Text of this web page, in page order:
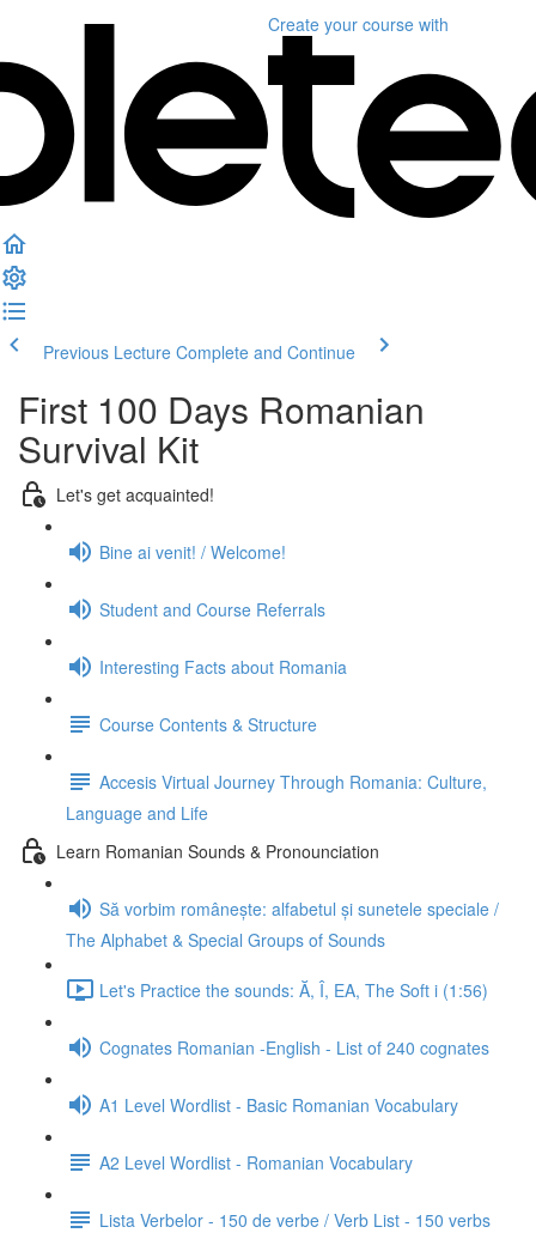
Create your course with
Previous Lecture Complete and Continue
First 100 Days Romanian
Survival Kit
Let's get acquainted!
Bine ai venit! / Welcome!
Student and Course Referrals
Interesting Facts about Romania
Course Contents & Structure
Accesis Virtual Journey Through Romania: Culture,
Language and Life
Learn Romanian Sounds & Pronounciation
Să vorbim românește: alfabetul și sunetele speciale /
The Alphabet & Special Groups of Sounds
Let's Practice the sounds: Ă, Î, EA, The Soft i (1:56)
Cognates Romanian -English - List of 240 cognates
A1 Level Wordlist - Basic Romanian Vocabulary
A2 Level Wordlist - Romanian Vocabulary
Lista Verbelor - 150 de verbe / Verb List - 150 verbs